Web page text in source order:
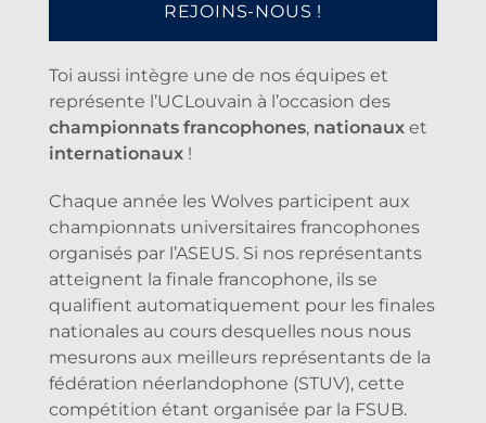
REJOINS-NOUS !
Toi aussi intègre une de nos équipes et
représente l’UCLouvain à l’occasion des
championnats francophones, nationaux et
internationaux !
Chaque année les Wolves participent aux
championnats universitaires francophones
organisés par l’ASEUS. Si nos représentants
atteignent la finale francophone, ils se
qualifient automatiquement pour les finales
nationales au cours desquelles nous nous
mesurons aux meilleurs représentants de la
fédération néerlandophone (STUV), cette
compétition étant organisée par la FSUB.